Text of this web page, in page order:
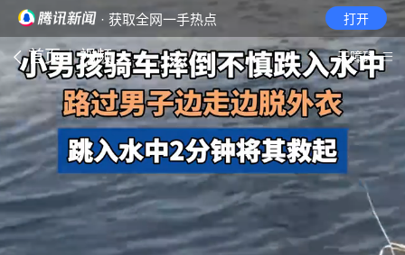
· 获取全网一手热点 打开
首页 视频 无障碍